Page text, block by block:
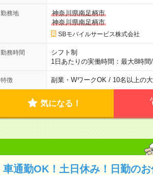
勤務地
神奈川県南足柄市
神奈川県南足柄市
SBモバイルサービス株式会社
勤務時間
シフト制
1日あたりの実働時間：最大8時
特徴 副業・WワークOK / 10名以上の
気になる！
車通勤OK！土日休み！日勤の